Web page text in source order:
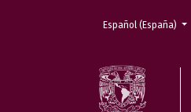
Cambiar el idioma. El
Español (España)